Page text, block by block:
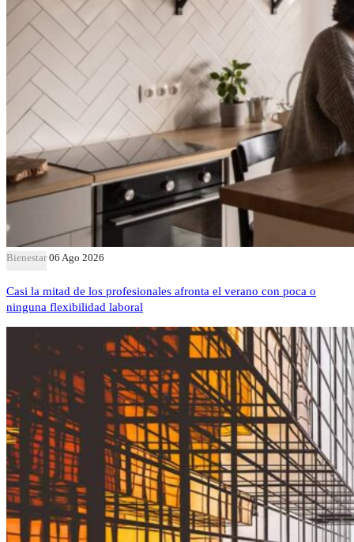
Bienestar 06 Ago 2026
Casi la mitad de los profesionales afronta el verano con poca o
ninguna flexibilidad laboral